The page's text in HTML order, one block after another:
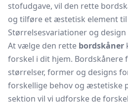
stofudgave, vil den rette
og tilføre et æstetisk element
Størrelsesvariationer og design
At vælge den rette bordskåner
forskel i dit hjem. Bordskånere
størrelser, former og designs
forskellige behov og æstetiske
sektion vil vi udforske de